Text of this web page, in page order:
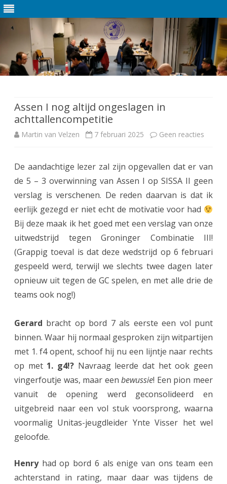
de
inhoud
Assen I nog altijd ongeslagen in
achttallencompetitie
Martin van Velzen 7 februari 2025 Geen reacties
A
s
e
n
n
l
t
i
d
g
De aandachtige lezer zal zijn opgevallen dat er van
de 5 – 3 overwinning van Assen I op SISSA II geen
verslag is verschenen. De reden daarvan is dat ik
eerlijk gezegd er niet echt de motivatie voor had
Bij deze maak ik het goed met een verslag van onze
uitwedstrijd tegen Groninger Combinatie III!
(Grappig toeval is dat deze wedstrijd op 6 februari
gespeeld werd, terwijl we slechts twee dagen later
opnieuw uit tegen de GC spelen, en met alle drie de
teams ook nog!)
Gerard bracht op bord 7 als eerste een vol punt
binnen. Waar hij normaal gesproken zijn witpartijen
met 1. f4 opent, schoof hij nu een lijntje naar rechts
op met 1. g4!? Navraag leerde dat het ook geen
vingerfoutje was, maar eenbewussie! Een pion meer
vanuit de opening werd geconsolideerd en
uitgebreid naar een vol stuk voorsprong, waarna
voormalig Unitas-jeugdleider Ynte Visser het wel
geloofde.
Henryhad op bord 6 als enige van ons team een
achterstand in rating, maar daar was tijdens de